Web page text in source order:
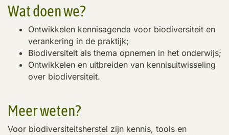
Wat doen we?
Ontwikkelen kennisagenda voor biodiversiteit en
verankering in de praktijk;
Biodiversiteit als thema opnemen in het onderwijs;
Ontwikkelen en uitbreiden van kennisuitwisseling
over biodiversiteit.
Meer weten?
Voor biodiversiteitsherstel zijn kennis, tools en